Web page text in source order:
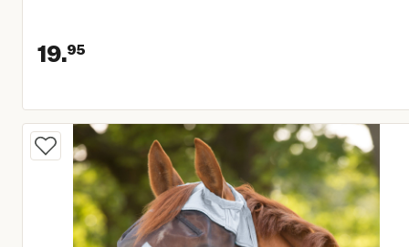
19.95
Huidige prijs € 19,95